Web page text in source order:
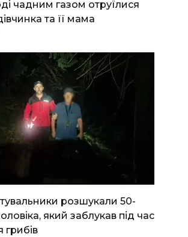
чадним газом отруїлися
та її мама
розшукали 50-
який заблукав під час
грибів